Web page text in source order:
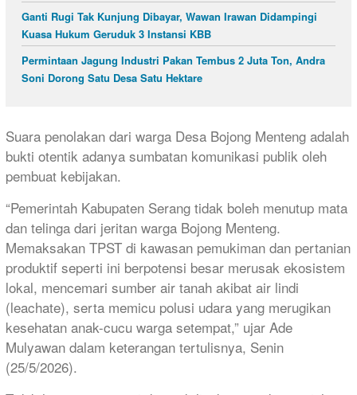
Ganti Rugi Tak Kunjung Dibayar, Wawan Irawan Didampingi
Kuasa Hukum Geruduk 3 Instansi KBB
Permintaan Jagung Industri Pakan Tembus 2 Juta Ton, Andra
Soni Dorong Satu Desa Satu Hektare
Suara penolakan dari warga Desa Bojong Menteng adalah
bukti otentik adanya sumbatan komunikasi publik oleh
pembuat kebijakan.
“Pemerintah Kabupaten Serang tidak boleh menutup mata
dan telinga dari jeritan warga Bojong Menteng.
Memaksakan TPST di kawasan pemukiman dan pertanian
produktif seperti ini berpotensi besar merusak ekosistem
lokal, mencemari sumber air tanah akibat air lindi
(leachate), serta memicu polusi udara yang merugikan
kesehatan anak-cucu warga setempat,” ujar Ade
Mulyawan dalam keterangan tertulisnya, Senin
(25/5/2026).